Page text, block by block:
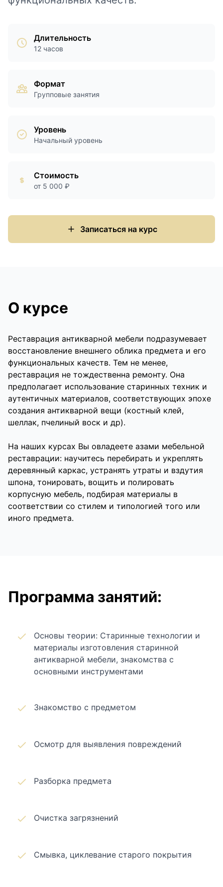
Длительность
12 часов
Формат
Групповые занятия
Уровень
Начальный уровень
Стоимость
от 5 000 ₽
Записаться на курс
О курсе
Реставрация антикварной мебели подразумевает
восстановление внешнего облика предмета и его
функциональных качеств. Тем не менее,
реставрация не тождественна ремонту. Она
предполагает использование старинных техник и
аутентичных материалов, соответствующих эпохе
создания антикварной вещи (костный клей,
шеллак, пчелиный воск и др).
На наших курсах Вы овладеете азами мебельной
реставрации: научитесь перебирать и укреплять
деревянный каркас, устранять утраты и вздутия
шпона, тонировать, вощить и полировать
корпусную мебель, подбирая материалы в
соответствии со стилем и типологией того или
иного предмета.
Программа занятий:
Основы теории: Старинные технологии и
материалы изготовления старинной
антикварной мебели, знакомства с
основными инструментами
Знакомство с предметом
Осмотр для выявления повреждений
Разборка предмета
Очистка загрязнений
Смывка, циклевание старого покрытия